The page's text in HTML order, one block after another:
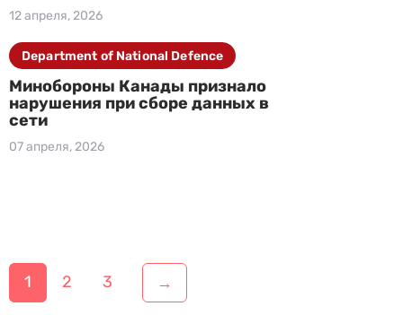
12 апреля, 2026
Минобороны Канады признало
нарушения при сборе данных в
сети
07 апреля, 2026
Department of National Defence
а
1 2 3 →